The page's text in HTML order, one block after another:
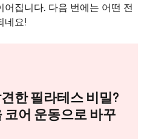
집니다. 다음 번에는 어떤 전
네요!
한 필라테스 비밀?
코어 운동으로 바꾸